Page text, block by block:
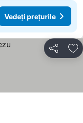
Vedeți prețurile
Distribuiți